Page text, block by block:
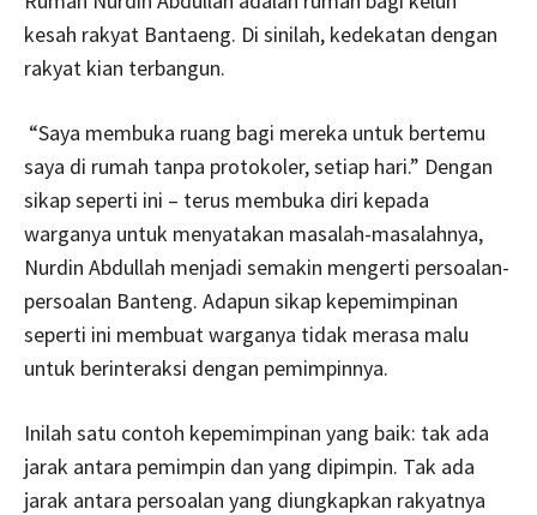
kesah rakyat Bantaeng. Di sinilah, kedekatan dengan
rakyat kian terbangun.
“Saya membuka ruang bagi mereka untuk bertemu
saya di rumah tanpa protokoler, setiap hari.” Dengan
sikap seperti ini – terus membuka diri kepada
warganya untuk menyatakan masalah-masalahnya,
Nurdin Abdullah menjadi semakin mengerti persoalan-
persoalan Banteng. Adapun sikap kepemimpinan
seperti ini membuat warganya tidak merasa malu
untuk berinteraksi dengan pemimpinnya.
Inilah satu contoh kepemimpinan yang baik: tak ada
jarak antara pemimpin dan yang dipimpin. Tak ada
jarak antara persoalan yang diungkapkan rakyatnya